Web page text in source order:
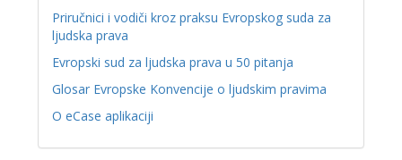
Priručnici i vodiči kroz praksu Evropskog suda za
ljudska prava
Evropski sud za ljudska prava u 50 pitanja
Glosar Evropske Konvencije o ljudskim pravima
O eCase aplikaciji